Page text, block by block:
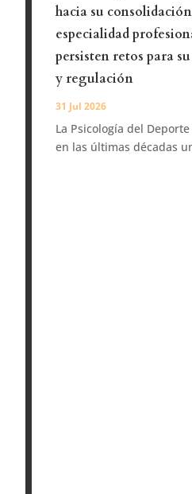
hacia su
especialidad
persisten retos para
y regulación
31 Jul 2026
La Psicología del
en las últimas décadas